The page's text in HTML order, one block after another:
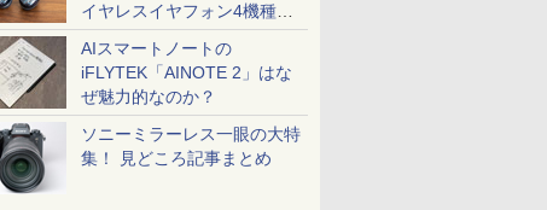
イヤレスイヤフォン4機種を
一気に聴く
AIスマートノートの
iFLYTEK「AINOTE 2」はな
ぜ魅力的なのか？
ソニーミラーレス一眼の大特
集！ 見どころ記事まとめ